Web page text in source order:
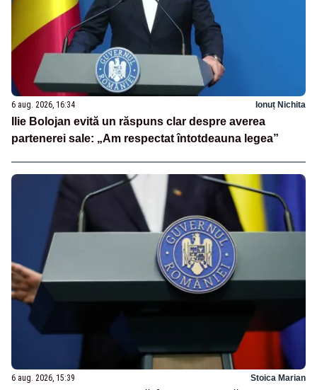
6 aug. 2026, 16:34 Ionuț Nichita
Ilie Bolojan evită un răspuns clar despre averea
partenerei sale: „Am respectat întotdeauna legea”
6 aug. 2026, 15:39 Stoica Marian